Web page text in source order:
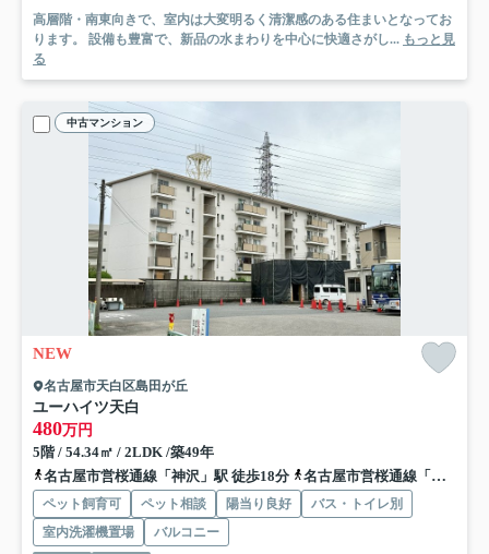
高層階・南東向きで、室内は大変明るく清潔感のある住まいとなってお
ります。 設備も豊富で、新品の水まわりを中心に快適さがし... もっと見
る
中古マンション
NEW
名古屋市天白区島田が丘
ユーハイツ天白
480万円
5階 / 54.34㎡ / 2LDK /築49年
名古屋市営桜通線「神沢」駅 徒歩18分
名古屋市営桜通線「徳重」駅 徒歩23分
ペット飼育可 ペット相談 陽当り良好
バス・トイレ別
室内洗濯機置場
バルコニー